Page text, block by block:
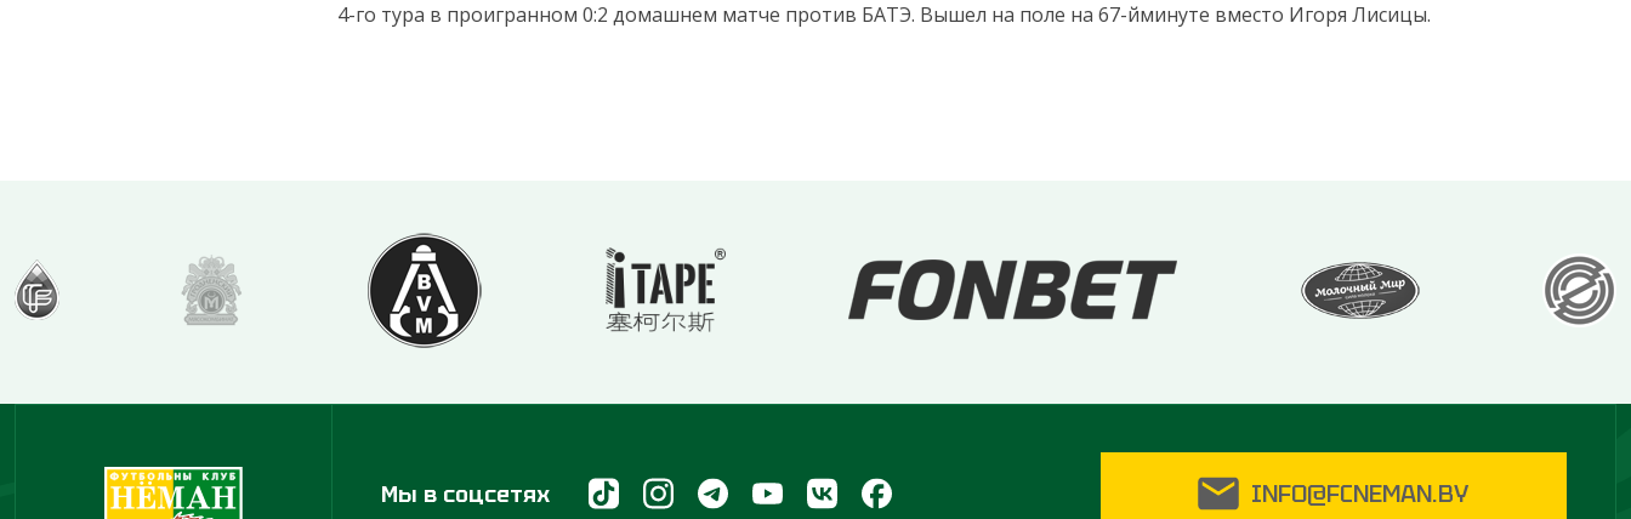
4-го тура в проигранном 0:2 домашнем матче против БАТЭ. Вышел на поле на 67-йминуте вместо Игоря Лисицы.
Мы в соцсетях INFO@FCNEMAN.BY